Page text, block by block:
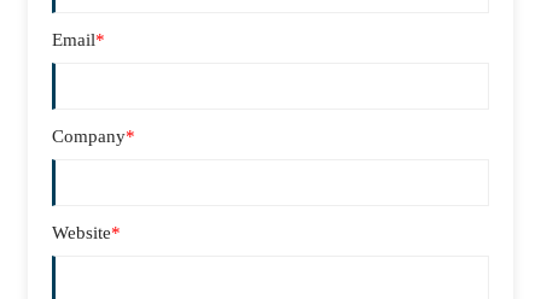
Email*
Company*
Website*